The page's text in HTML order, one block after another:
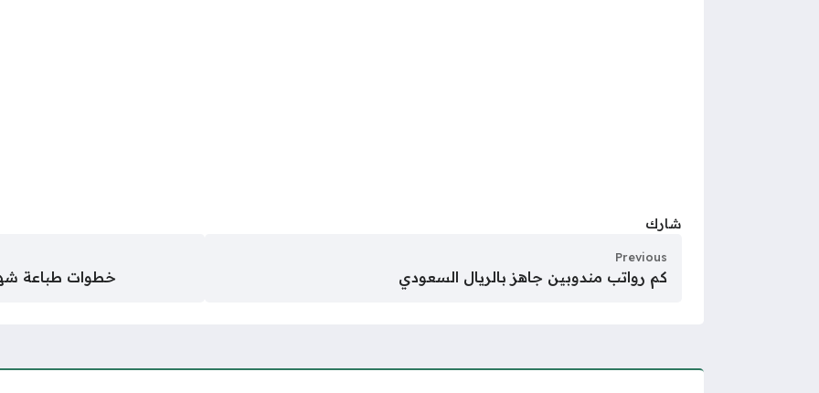
شارك
Previous
كم رواتب مندوبين جاهز بالريال السعودي خطوات طباعة